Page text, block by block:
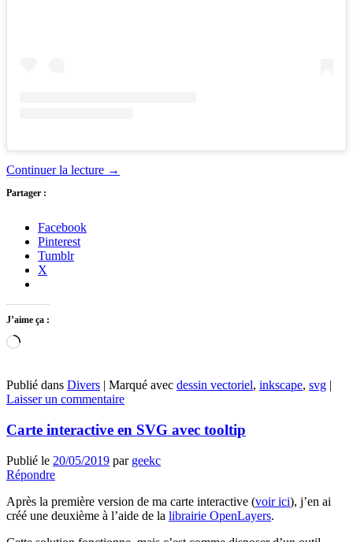
Continuer la lecture →
Partager :
Facebook
Pinterest
Tumblr
X
J’aime ça :
Chargement…
Publié dans Divers Marqué avec dessin vectoriel, inkscape, svg
Laisser un commentaire
Carte interactive en SVG avec tooltip
Publié le 20/05/2019 par geekc
Répondre
Après la première version de ma carte interactive (voir ici), j’en ai
créé une deuxième à l’aide de la librairie OpenLayers.